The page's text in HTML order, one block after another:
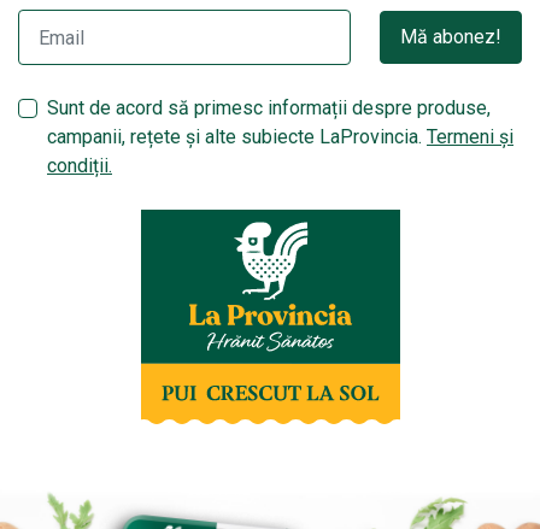
Mă abonez!
Sunt de acord să primesc informații despre produse,
campanii, rețete și alte subiecte LaProvincia. Termeni și
condiții.